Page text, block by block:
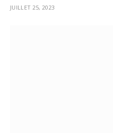
JUILLET 25, 2023